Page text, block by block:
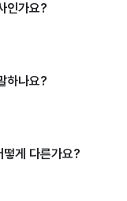
인가요?
하나요?
떻게 다른가요?